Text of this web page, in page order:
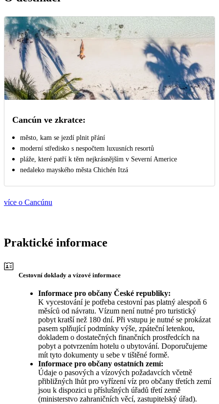
Cancún ve zkratce:
město, kam se jezdí plnit přání
moderní středisko s nespočtem luxusních resortů
pláže, které patří k těm nejkrásnějším v Severní Americe
nedaleko mayského města Chichén Itzá
více o Cancúnu
Praktické informace
Cestovní doklady a vízové informace
Informace pro občany České republiky:
K vycestování je potřeba cestovní pas platný alespoň 6
měsíců od návratu. Vízum není nutné pro turistický
pobyt kratší než 180 dní. Při vstupu je nutné se prokázat
pasem splňující podmínky výše, zpáteční letenkou,
dokladem o dostatečných finančních prostředcích na
pobyt a potvrzením hotelu o ubytování. Doporučujeme
mít tyto dokumenty u sebe v tištěné formě.
Informace pro občany ostatních zemí:
Údaje o pasových a vízových požadavcích včetně
přibližných lhůt pro vyřízení víz pro občany třetích zemí
jsou k dispozici u příslušných úřadů třetí země
(ministerstvo zahraničních věcí, zastupitelský úřad).